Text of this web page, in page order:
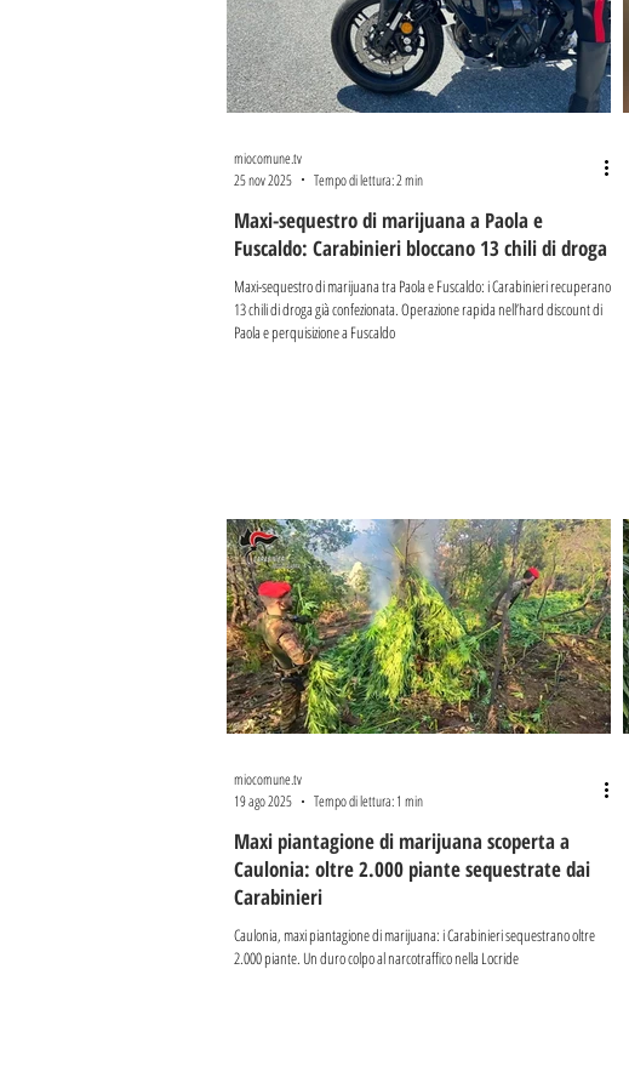
Maxi-sequestro di marijuana a Paola e
Fuscaldo: Carabinieri bloccano 13 chili di droga
Maxi-sequestro di marijuana tra Paola e Fuscaldo: i Carabinieri recuperano
13 chili di droga già confezionata. Operazione rapida nell’hard discount di
Paola e perquisizione a Fuscaldo
miocomune.tv
25 nov 2025
Tempo di lettura: 2 min
Maxi piantagione di marijuana scoperta a
Caulonia: oltre 2.000 piante sequestrate dai
Carabinieri
Caulonia, maxi piantagione di marijuana: i Carabinieri sequestrano oltre
2.000 piante. Un duro colpo al narcotraffico nella Locride
miocomune.tv
19 ago 2025
Tempo di lettura: 1 min